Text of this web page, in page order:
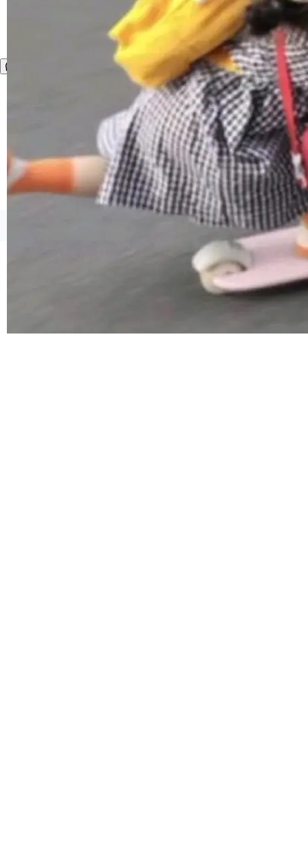
等 10 大方言片区和 20 余个二级小片区。在开
源评测集中，Hy ASR 3.0 preview 在多语种的
京ICP备2025119063号